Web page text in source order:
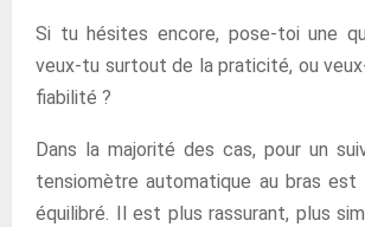
Si tu hésites encore, pose-toi une
veux-tu surtout de la praticité, ou
fiabilité ?
Dans la majorité des cas, pour un
tensiomètre automatique au bras
équilibré. Il est plus rassurant, plus